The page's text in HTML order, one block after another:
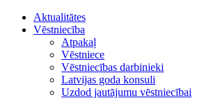
Aktualitātes
Vēstniecība
Atpakaļ
Vēstniece
Vēstniecības darbinieki
Latvijas goda konsuli
Uzdod jautājumu vēstniecībai